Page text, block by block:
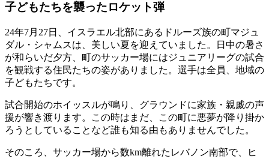
子どもたちを襲ったロケット弾
24年7月27日、イスラエル北部にあるドルーズ族の町マジュ
ダル・シャムスは、美しい夏を迎えていました。日中の暑さ
が和らいだ夕方、町のサッカー場にはジュニアリーグの試合
を観戦する住民たちの姿がありました。選手は全員、地域の
子どもたちです。
試合開始のホイッスルが鳴り、グラウンドに家族・親戚の声
援が響き渡ります。この時はまだ、この町に悪夢が降り掛か
ろうとしていることなど誰も知る由もありませんでした。
そのころ、サッカー場から数km離れたレバノン南部で、ヒ